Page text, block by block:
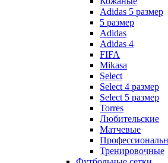
Adidas 5 размер
5 размер
Adidas
Adidas 4
FIFA
Mikasa
Select
Select 4 размер
Select 5 размер
Torres
Любительские
Матчевые
Тренировочные